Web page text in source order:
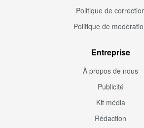
Politique de
Politique de
Entreprise
À propos de nous
Publicité
Kit média
Rédaction